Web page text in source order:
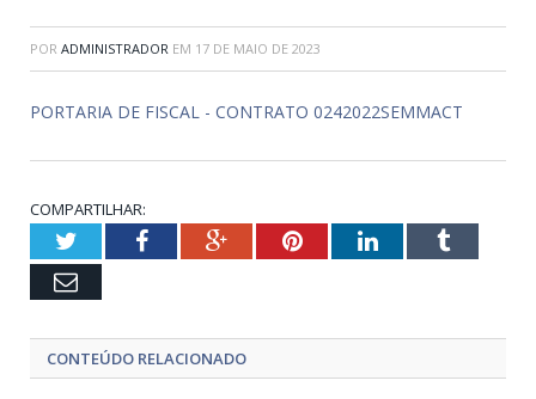
POR ADMINISTRADOR EM 17 DE MAIO DE 2023
PORTARIA DE FISCAL - CONTRATO 0242022SEMMACT
COMPARTILHAR:
TwitterFacebookGoogle+PinterestLinkedInTumblr
Email
CONTEÚDO RELACIONADO